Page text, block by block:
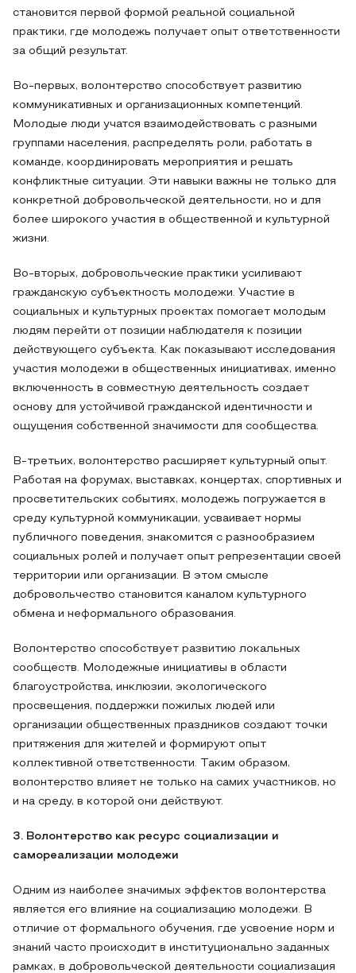
становится первой формой реальной социальной
практики, где молодежь получает опыт ответственности
за общий результат.
Во-первых, волонтерство способствует развитию
коммуникативных и организационных компетенций.
Молодые люди учатся взаимодействовать с разными
группами населения, распределять роли, работать в
команде, координировать мероприятия и решать
конфликтные ситуации. Эти навыки важны не только для
конкретной добровольческой деятельности, но и для
более широкого участия в общественной и культурной
жизни.
Во-вторых, добровольческие практики усиливают
гражданскую субъектность молодежи. Участие в
социальных и культурных проектах помогает молодым
людям перейти от позиции наблюдателя к позиции
действующего субъекта. Как показывают исследования
участия молодежи в общественных инициативах, именно
включенность в совместную деятельность создает
основу для устойчивой гражданской идентичности и
ощущения собственной значимости для сообщества.
В-третьих, волонтерство расширяет культурный опыт.
Работая на форумах, выставках, концертах, спортивных и
просветительских событиях, молодежь погружается в
среду культурной коммуникации, усваивает нормы
публичного поведения, знакомится с разнообразием
социальных ролей и получает опыт репрезентации своей
территории или организации. В этом смысле
добровольчество становится каналом культурного
обмена и неформального образования.
Волонтерство способствует развитию локальных
сообществ. Молодежные инициативы в области
благоустройства, инклюзии, экологического
просвещения, поддержки пожилых людей или
организации общественных праздников создают точки
притяжения для жителей и формируют опыт
коллективной ответственности. Таким образом,
волонтерство влияет не только на самих участников, но
и на среду, в которой они действуют.
3. Волонтерство как ресурс социализации и
самореализации молодежи
Одним из наиболее значимых эффектов волонтерства
является его влияние на социализацию молодежи. В
отличие от формального обучения, где усвоение норм и
знаний часто происходит в институционально заданных
рамках, в добровольческой деятельности социализация